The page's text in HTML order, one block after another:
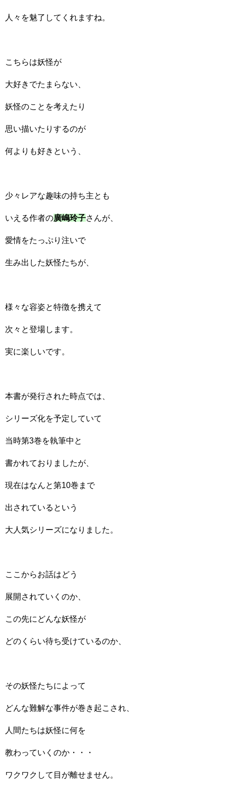
人々を魅了してくれますね。
こちらは妖怪が
大好きでたまらない、
妖怪のことを考えたり
思い描いたりするのが
何よりも好きという、
少々レアな趣味の持ち主とも
いえる作者の廣嶋玲子さんが、
愛情をたっぷり注いで
生み出した妖怪たちが、
様々な容姿と特徴を携えて
次々と登場します。
実に楽しいです。
本書が発行された時点では、
シリーズ化を予定していて
当時第3巻を執筆中と
書かれておりましたが、
現在はなんと第10巻まで
出されているという
大人気シリーズになりました。
ここからお話はどう
展開されていくのか、
この先にどんな妖怪が
どのくらい待ち受けているのか、
その妖怪たちによって
どんな難解な事件が巻き起こされ、
人間たちは妖怪に何を
教わっていくのか・・・
ワクワクして目が離せません。